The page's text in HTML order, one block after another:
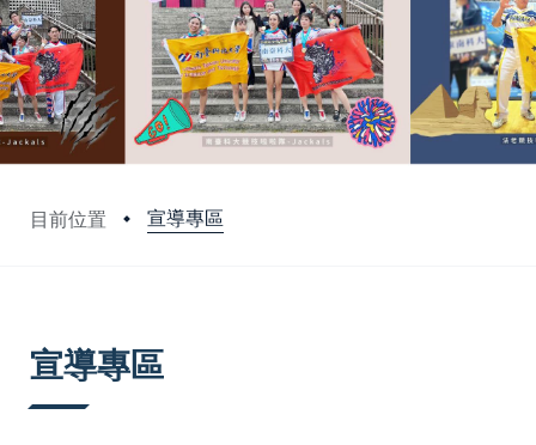
目前位置 宣導專區
宣導專區